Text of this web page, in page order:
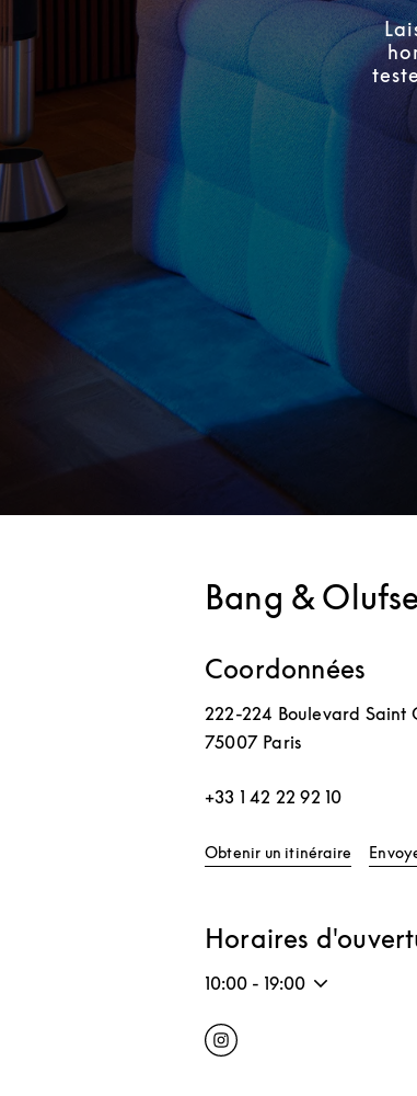
Bang &
Coordonnées
222-224 Boulevard Saint
75007 Paris
+33 1 42 22 92 10
Obtenir un itinéraire Link
Horaires
10:00 - 19:00
Click to open Instagram
Link Opens in New Tab